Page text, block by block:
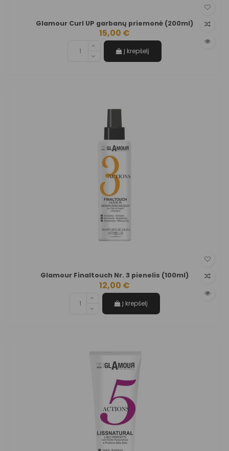
Glamour Curl UP garbanų priemonė (200ml)
15,00 €
Į krepšelį
Glamour Finaltouch Nr. 3 pienelis (100ml)
12,00 €
Į krepšelį